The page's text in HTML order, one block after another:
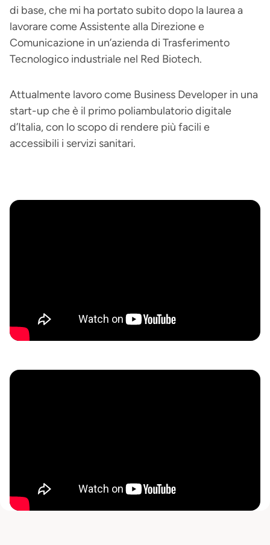
di base, che mi ha portato subito dopo la laurea a
lavorare come Assistente alla Direzione e
Comunicazione in un’azienda di Trasferimento
Tecnologico industriale nel Red Biotech.
Attualmente lavoro come Business Developer in una
start-up che è il primo poliambulatorio digitale
d’Italia, con lo scopo di rendere più facili e
accessibili i servizi sanitari.